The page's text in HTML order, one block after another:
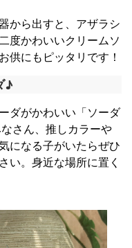
から出すと、アザラシ
度かわいいクリームソ
供にもピッタリです！
♪
ダがかわいい「ソーダ
さん、推しカラーや
になる子がいたらぜひ
い。身近な場所に置く